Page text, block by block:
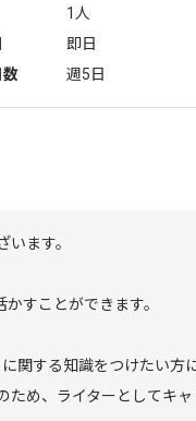
1人
即日
数
週5日
ます。
すことができます。
関する知識をつけたい方
ため、ライターとしてキ